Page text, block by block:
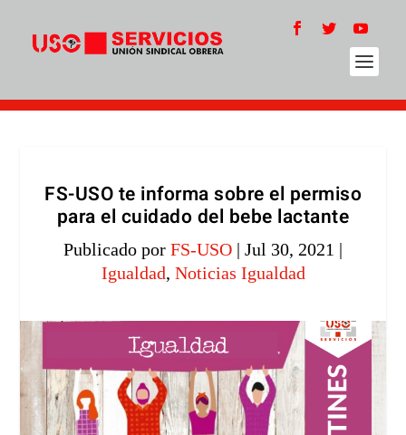
FS-USO te informa sobre el permiso
para el cuidado del bebe lactante
Publicado por FS-USO | Jul 30, 2021 |
Igualdad, Noticias Igualdad